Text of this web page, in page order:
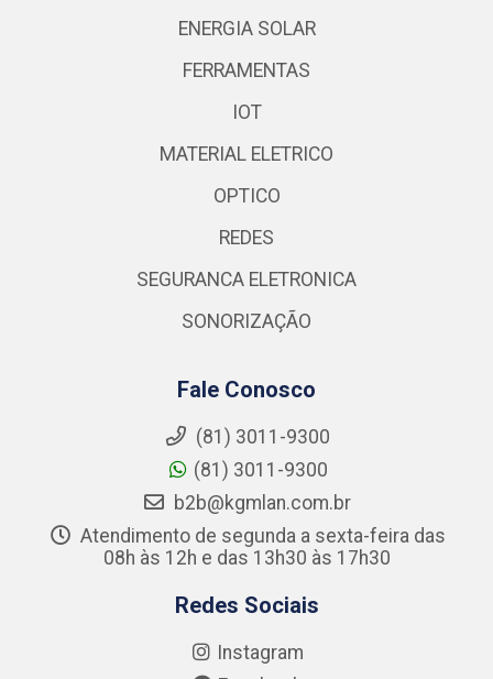
ENERGIA SOLAR
FERRAMENTAS
IOT
MATERIAL ELETRICO
OPTICO
REDES
SEGURANCA ELETRONICA
SONORIZAÇÃO
Fale Conosco
(81) 3011-9300
(81) 3011-9300
b2b@kgmlan.com.br
Atendimento de segunda a sexta-feira das
08h às 12h e das 13h30 às 17h30
Redes Sociais
Instagram